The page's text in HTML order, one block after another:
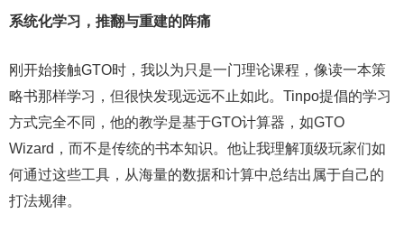
系统化学习，推翻与重建的阵痛
刚开始接触GTO时，我以为只是一门理论课程，像读一本策
略书那样学习，但很快发现远远不止如此。Tinpo提倡的学习
方式完全不同，他的教学是基于GTO计算器，如GTO
Wizard，而不是传统的书本知识。他让我理解顶级玩家们如
何通过这些工具，从海量的数据和计算中总结出属于自己的
打法规律。